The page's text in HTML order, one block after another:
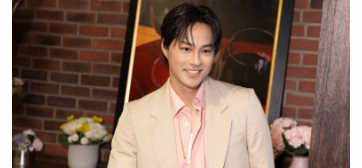
Melissa經典果凍鞋中。（圖／品牌提供）把原本休閒感很
重的人字拖，直接加入小貓跟設計，瞬間從海邊拖鞋變成時
裝精會搶穿的夏日神鞋。另一款夾腳拖鞋則加入荷葉邊鞋帶
設計，搭配GANNI標誌性的豹紋與水果印花，整雙鞋像把北
歐女孩的幽默感直接穿上腳。而且別以為它只是好看，
Melissa招牌Melflex™果凍材質不只柔軟好穿，還帶有可回
收概念，兼顧時髦與實穿。（圖／品牌提供）Melissa X
Sanrio：Hello Kitty直接萌翻整個鞋櫃今年另一波讓少女心